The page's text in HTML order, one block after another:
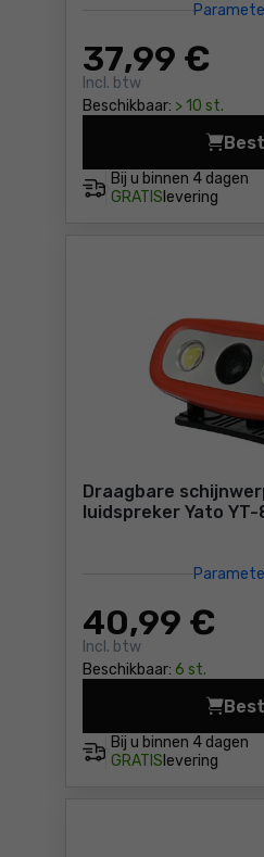
37,99 €
Incl. btw
Beschikbaar: > 10 st.
Bij u binnen 4 dagen
GRATIS levering
Draagbare
luidspreker Yato YT-
40,99 €
Incl. btw
Beschikbaar: 6 st.
Bij u binnen 4 dagen
GRATIS levering